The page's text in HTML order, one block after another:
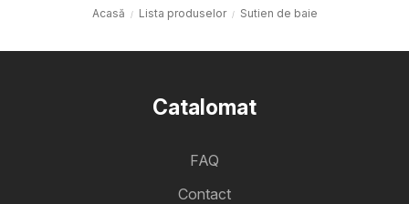
Acasă Lista produselor Sutien de baie
Catalomat
FAQ
Contact